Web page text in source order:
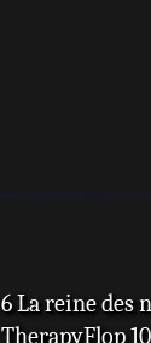
reine des